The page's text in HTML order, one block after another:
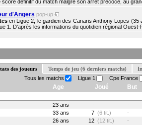
score définitif du match malgré son arrêt précoce, au
d'Angers pop-up
en Ligue 2, le gardien des Canaris Anthony Lopes
1. D'après les informations du quotidien régional
des joueurs Temps de jeu (6 derniers matchs)
Tous les matchs
Ligue 1 Cpe France
Age Joué But
23 ans -
-
33 ans 7 (6 tit.)
-
26 ans 12 (12 tit.)
-